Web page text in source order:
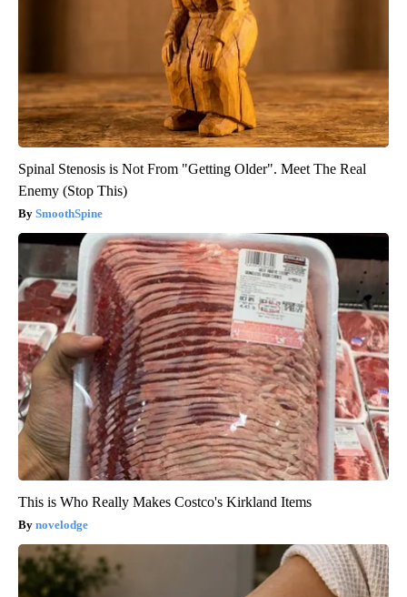
Spinal Stenosis is Not From "Getting Older". Meet The Real
Enemy (Stop This)
SmoothSpine
This is Who Really Makes Costco's Kirkland Items
novelodge